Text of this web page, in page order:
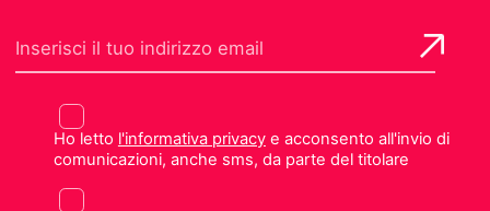
Ho letto l'informativa privacye acconsento all'invio di
comunicazioni, anche sms, da parte del titolare